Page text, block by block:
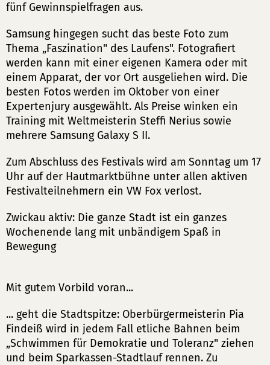
fünf Gewinnspielfragen aus.
Samsung hingegen sucht das beste Foto zum
Thema „Faszination" des Laufens". Fotografiert
werden kann mit einer eigenen Kamera oder mit
einem Apparat, der vor Ort ausgeliehen wird. Die
besten Fotos werden im Oktober von einer
Expertenjury ausgewählt. Als Preise winken ein
Training mit Weltmeisterin Steffi Nerius sowie
mehrere Samsung Galaxy S II.
Zum Abschluss des Festivals wird am Sonntag um 17
Uhr auf der Hautmarktbühne unter allen aktiven
Festivalteilnehmern ein VW Fox verlost.
Zwickau aktiv: Die ganze Stadt ist ein ganzes
Wochenende lang mit unbändigem Spaß in
Bewegung
Mit gutem Vorbild voran...
... geht die Stadtspitze: Oberbürgermeisterin Pia
Findeiß wird in jedem Fall etliche Bahnen beim
„Schwimmen für Demokratie und Toleranz" ziehen
und beim Sparkassen-Stadtlauf rennen. Zu